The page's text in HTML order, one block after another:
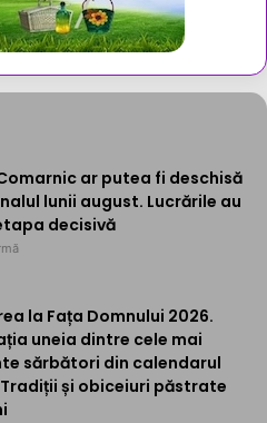
ar putea fi deschisă
lunii august. Lucrările au
decisivă
la Fața Domnului 2026.
uneia dintre cele mai
sărbători din calendarul
și obiceiuri păstrate